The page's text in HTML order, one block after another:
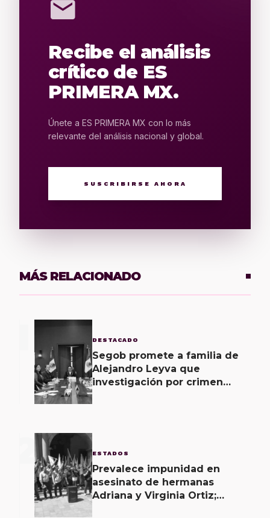
mail
Recibe el análisis
crítico de ES
PRIMERA MX.
Únete a ES PRIMERA MX con lo más
relevante del análisis nacional y global.
SUSCRIBIRSE AHORA
MÁS RELACIONADO
DESTACADO
Segob promete a familia de
Alejandro Leyva que
investigación por crimen
2 ESTADOS
Prevalece impunidad en
asesinato de hermanas
Adriana y Virginia Ortiz;